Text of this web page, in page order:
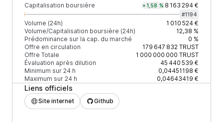
Capitalisation boursière +1,58 % 8 163 294 €
#1194
Volume (24h)
1 010 524 €
Volume/Capitalisation boursière (24h)
12,38 %
Prédominance sur la cap. du marché
0 %
Offre en circulation
179 647 832TRUST
Offre Totale
1 000 000 000 TRUST
Évaluation après dilution
45 440 539 €
Minimum sur 24 h
0,04451198 €
Maximum sur 24 h
0,04643419 €
Liens officiels
Site internet Github